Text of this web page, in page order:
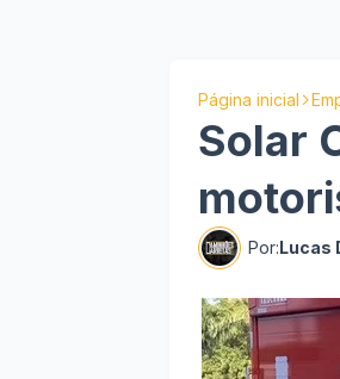
Página inicial
Solar
Por:Lucas